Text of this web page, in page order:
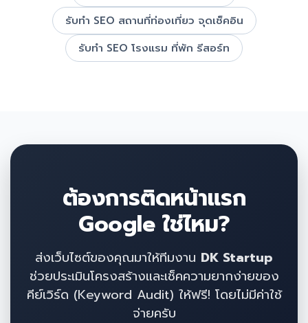
รับทำ SEO สถานที่ท่องเที่ยว จุดเช็คอิน
รับทำ SEO โรงแรม ที่พัก รีสอร์ท
ต้องการติดหน้าแรก
Google ใช่ไหม?
ส่งเว็บไซต์ของคุณมาให้ทีมงาน DK Startup
ช่วยประเมินโครงสร้างและเช็คความยากง่ายของ
คีย์เวิร์ด (Keyword Audit) ให้ฟรี! โดยไม่มีค่าใช้
จ่ายครับ